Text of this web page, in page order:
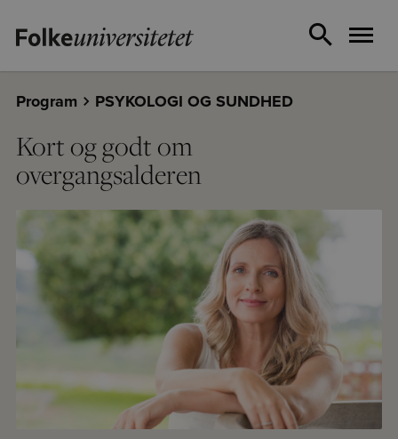
Program PSYKOLOGI OG SUNDHED
Kort og godt om
overgangsalderen